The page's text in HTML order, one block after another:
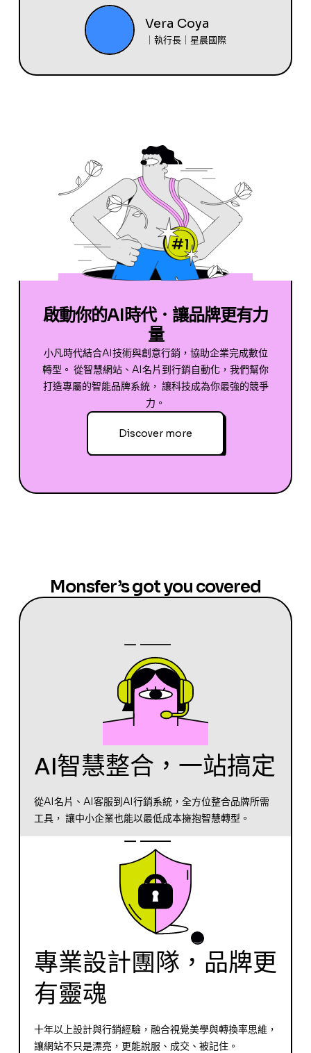
Vera Coya
｜執行長｜星晨國際
啟動你的AI時代．讓品牌更有力
量
小凡時代結合AI技術與創意行銷，協助企業完成數位
轉型。 從智慧網站、AI名片到行銷自動化，我們幫你
打造專屬的智能品牌系統， 讓科技成為你最強的競爭
力。
Discover more
Monsfer’s got you covered
AI智慧整合，一站搞定
從AI名片、AI客服到AI行銷系統，全方位整合品牌所需
工具， 讓中小企業也能以最低成本擁抱智慧轉型。
專業設計團隊，品牌更
有靈魂
十年以上設計與行銷經驗，融合視覺美學與轉換率思維，
讓網站不只是漂亮，更能說服、成交、被記住。